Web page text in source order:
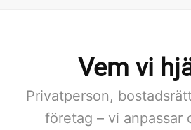
Vem vi
Privatperson,
företag – vi anpassar